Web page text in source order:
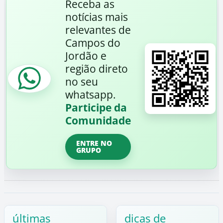
Receba as
notícias mais
relevantes de
Campos do
Jordão e
região direto
no seu
whatsapp.
Participe da
Comunidade
ENTRE NO
GRUPO
últimas dicas de